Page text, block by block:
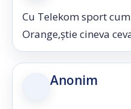
Cu Telekom sport
Orange,știe cineva
Anonim